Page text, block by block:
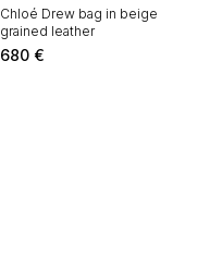
Chloé Drew bag in beige
grained leather
680 €